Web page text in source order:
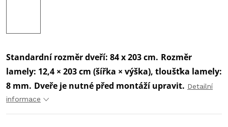
Standardní rozměr dveří: 84 x 203 cm. Rozměr
lamely: 12,4 × 203 cm (šířka × výška), tloušťka lamely:
8 mm. Dveře je nutné před montáží upravit. Detailní
informace